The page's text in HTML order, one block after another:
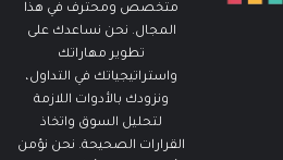
متخصص ومحترف في هذا
المجال. نحن نساعدك على
تطوير مهاراتك
واستراتيجياتك في التداول،
ونزودك بالأدوات اللازمة
لتحليل السوق واتخاذ
القرارات الصحيحة. نحن نؤمن